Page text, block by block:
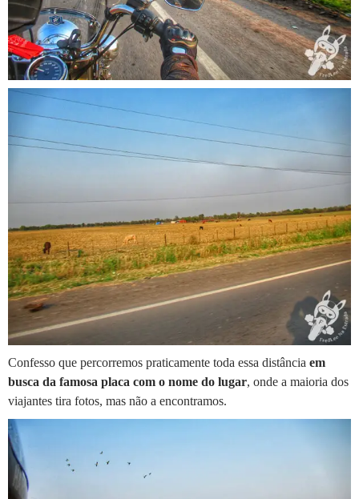
Confesso que percorremos praticamente toda essa distância em
busca da famosa placa com o nome do lugar, onde a maioria dos
viajantes tira fotos, mas não a encontramos.